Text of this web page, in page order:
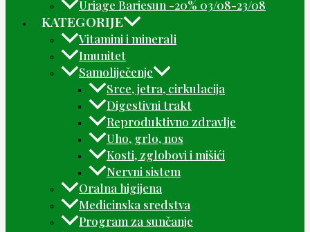
Uriage Bariesun -20% 03/08-23/08
KATEGORIJE
Vitamini i minerali
Imunitet
Samoliječenje
Srce, jetra, cirkulacija
Digestivni trakt
Reproduktivno zdravlje
Uho, grlo, nos
Kosti, zglobovi i mišići
Nervni sistem
Oralna higijena
Medicinska sredstva
Program za sunčanje